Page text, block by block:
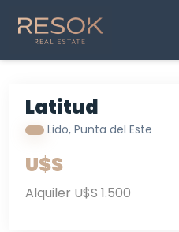
Latitud
Lido, Punta del Este
U$S
Alquiler U$S 1.500